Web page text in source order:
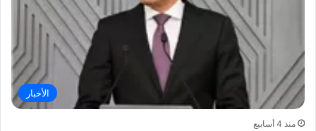
الأخبار
منذ 4 أسابيع